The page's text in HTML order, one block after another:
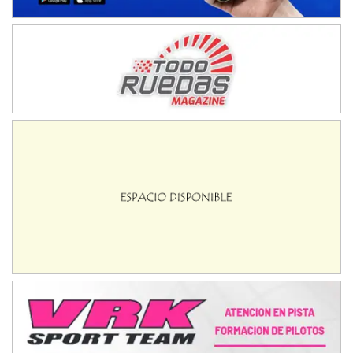
08/09-AGO
Trenque Lauquen (Buenos Aires)
PATAGONICO - F6
Gral. E. Godoy (Río Negro)
CSK - F7
Juventud Unida (Tierra)